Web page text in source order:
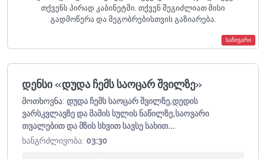
საჩივარი
თქვენს პირად კაბინეტში. თქვენ შეგიძლიათ მისი
გადმოწერა და მეგობრებისთვის გაზიარება.
დენსი «დუდა ჩემს საოცარ შვილზე»
მოთხოვნა: დუდა ჩემს საოცარ შვილზე,დედის
ვარსკვლავზე და მამის სულის ნაწილზე,საოვარი
თვალებით და მზის სხვით სავსე სახით...
ხანგრძლივობა: 03:30